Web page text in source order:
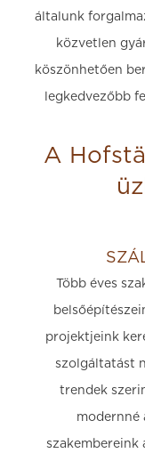
általunk
közvetlen
köszönhetően
legkedvezőbb
A
Több éves
projektjeink
szolgáltatást
trendek
modernné
szakembereink